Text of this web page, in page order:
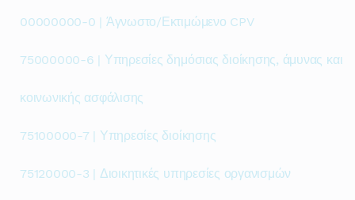
00000000-0 | Άγνωστο/Εκτιμώμενο CPV
75000000-6 | Υπηρεσίες δημόσιας διοίκησης, άμυνας και
κοινωνικής ασφάλισης
75100000-7 | Υπηρεσίες διοίκησης
75120000-3 | Διοικητικές υπηρεσίες οργανισμών